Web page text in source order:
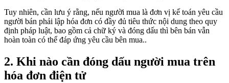
Tuy nhiên, cần lưu ý rằng, nếu người mua là đơn vị kế toán yêu cầu
người bán phải lập hóa đơn có đầy đủ tiêu thức nội dung theo quy
định pháp luật, bao gồm cả chữ ký và đóng dấu thì bên bán vẫn
hoàn toàn có thể đáp ứng yêu cầu bên mua..
2. Khi nào cần đóng dấu người mua trên
hóa đơn điện tử